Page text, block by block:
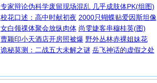
专家辩论伪科学废留现场混乱 几乎成肢体PK(组图)
校花口述：高中时献初夜 2000只蝴蝶贴爱因斯坦像
女白领祼体聚会放纵肉体 尚雯婕客串穆桂英(图)
曹颖印小天酒店开房照被爆 野外丛林赤裸姐妹花
诡秘莫测：二战五大未解之谜 岳飞神话的虚假之处